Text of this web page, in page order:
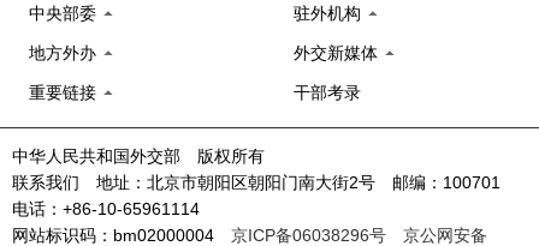
中央部委 驻外机构
地方外办 外交新媒体
重要链接 干部考录
中华人民共和国外交部 版权所有
联系我们 地址：北京市朝阳区朝阳门南大街2号 邮编：100701
电话：+86-10-65961114
网站标识码：bm02000004 京ICP备06038296号
京公网安备